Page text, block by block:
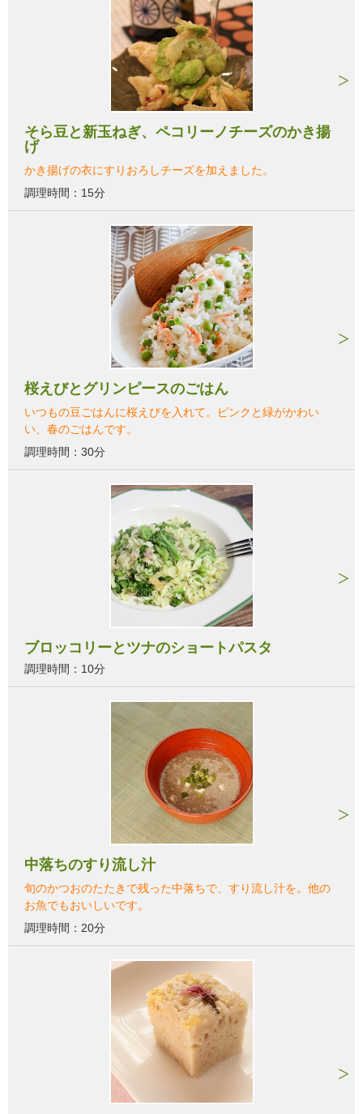
そら豆と新玉ねぎ、ペコリーノチーズのかき揚
げ
かき揚げの衣にすりおろしチーズを加えました。
調理時間：15分
桜えびとグリンピースのごはん
いつもの豆ごはんに桜えびを入れて。ピンクと緑がかわい
い、春のごはんです。
調理時間：30分
ブロッコリーとツナのショートパスタ
調理時間：10分
中落ちのすり流し汁
旬のかつおのたたきで残った中落ちで、すり流し汁を。他の
お魚でもおいしいです。
調理時間：20分